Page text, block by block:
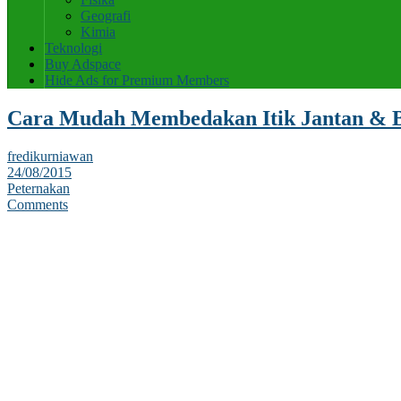
Geografi
Kimia
Teknologi
Buy Adspace
Hide Ads for Premium Members
Cara Mudah Membedakan Itik Jantan &
fredikurniawan
24/08/2015
Peternakan
Comments